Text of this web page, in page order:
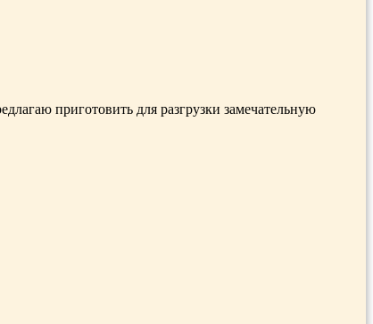
приготовить для разгрузки замечательную